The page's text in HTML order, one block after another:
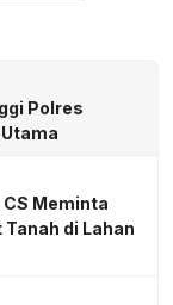
Polres
Meminta
di Lahan